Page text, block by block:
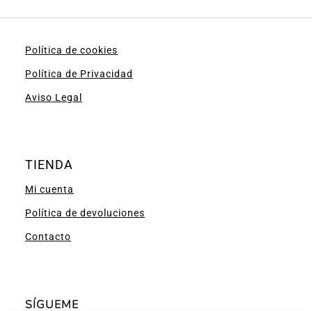
Política de cookies
Política de Privacidad
Aviso Legal
TIENDA
Mi cuenta
Política de devoluciones
Contacto
SÍGUEME